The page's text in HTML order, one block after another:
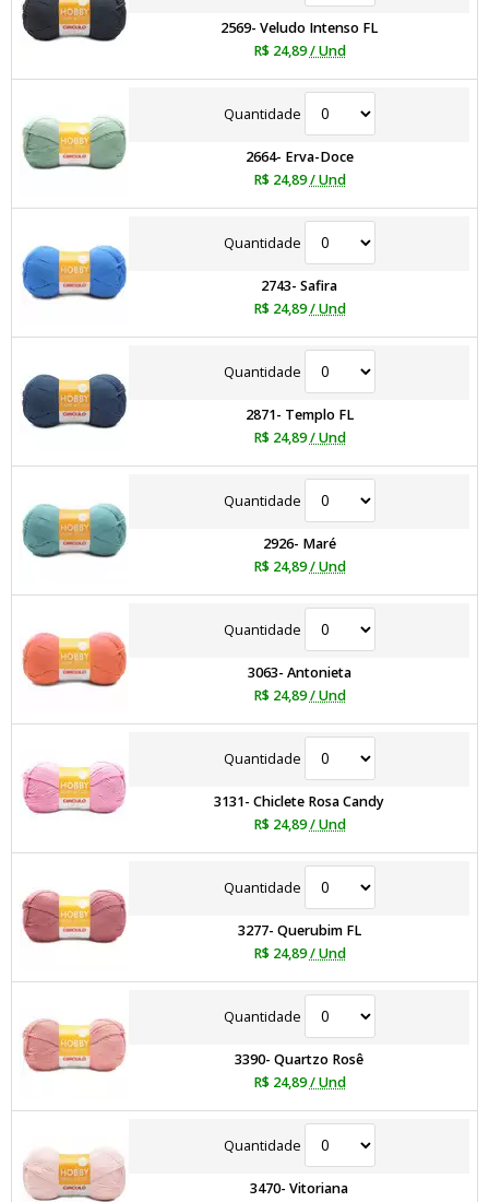
2569- Veludo Intenso FL
R$ 24,89 / Und
Quantidade
2664- Erva-Doce
R$ 24,89 / Und
Quantidade
2743- Safira
R$ 24,89 / Und
Quantidade
2871- Templo FL
R$ 24,89 / Und
Quantidade
2926- Maré
R$ 24,89 / Und
Quantidade
3063- Antonieta
R$ 24,89 / Und
Quantidade
3131- Chiclete Rosa Candy
R$ 24,89 / Und
Quantidade
3277- Querubim FL
R$ 24,89 / Und
Quantidade
3390- Quartzo Rosê
R$ 24,89 / Und
Quantidade
3470- Vitoriana